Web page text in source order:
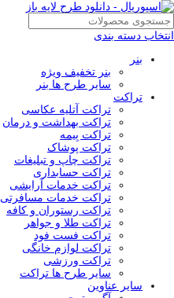
انتخاب دسته بندی
بنر
بنر تخفیف ویژه
سایر طرح ها بنر
تراکت
تراکت آتلیه عکاسی
تراکت بهداشت و درمان
تراکت بِيمه
تراکت پوشاک
تراکت چاپ و تبلیغات
تراکت حسابداری
تراکت خدمات آرایشی
تراکت خدمات مسافرتی
تراکت رستوران و کافه
تراکت طلا و جواهر
تراکت فست فود
تراکت لوازم خانگی
تراکت ورزشی
سایر طرح ها تراکت
سایر عناوین